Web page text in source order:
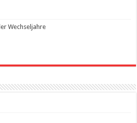
Wechseljahre